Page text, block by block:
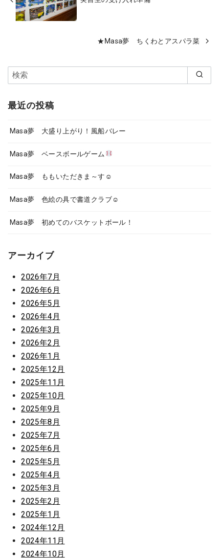
★Masa夢 ちくわとアスパラ菜
最近の投稿
Masa夢 大盛り上がり！風船バレー
Masa夢 ベースボールゲーム
Masa夢 ももいただきま～す☺
Masa夢 色絵の具で書道クラブ☺
Masa夢 初めてのバスケットボール！
アーカイブ
2026年7月
2026年6月
2026年5月
2026年4月
2026年3月
2026年2月
2026年1月
2025年12月
2025年11月
2025年10月
2025年9月
2025年8月
2025年7月
2025年6月
2025年5月
2025年4月
2025年3月
2025年2月
2025年1月
2024年12月
2024年11月
2024年10月